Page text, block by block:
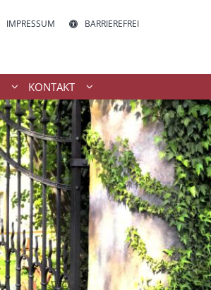
IMPRESSUM BARRIEREFREI
KONTAKT